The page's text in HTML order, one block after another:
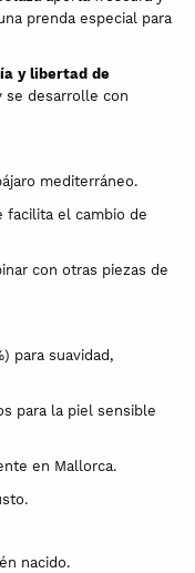
prenda especial para
y libertad de
se desarrolle con
mediterráneo.
facilita el cambio de
con otras piezas de
para suavidad,
para la piel sensible
en Mallorca.
nacido.